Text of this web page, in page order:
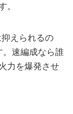
。
えられるの
。速編成なら誰
力を爆発させ